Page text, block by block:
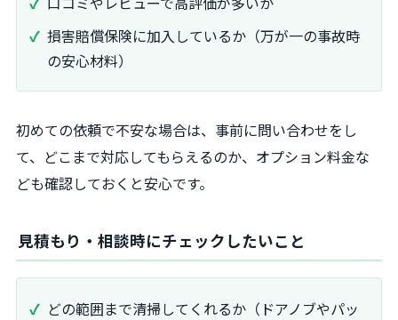
損害賠償保険に加入しているか（万が一の事故時
の安心材料）
初めての依頼で不安な場合は、事前に問い合わせをし
て、どこまで対応してもらえるのか、オプション料金な
ども確認しておくと安心です。
見積もり・相談時にチェックしたいこと
どの範囲まで清掃してくれるか（ドアノブやパッ